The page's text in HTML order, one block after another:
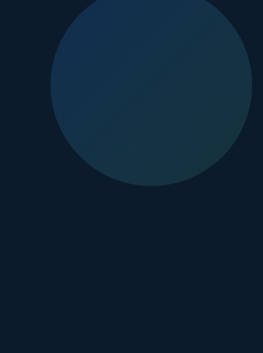
당당하게 드러내고 싶은 인테리어 오브제가 되는 것입니다.
기술과 예술의 결합: 킴밍 발매트의 제작 과정
아름다운 디자인을 프리미엄 규조토 위에 구현하는 것은 고도
인의 제품은 최고의 원료, 예술적 디자인, 그리고 그것을 구현
대한 더 자세한 정보를 확인할 수 있습니다.
뚜누(tounou)에서 만나는 아트라미의 독점
소유하는 과정 그 자체에 만족을 느끼기 때문입니다. 뚜누는 이
뚜누 플랫폼의 가장 큰 강점은 '신뢰'와 '독점성'입니다. 고객들
뚜누에서만 만날 수 있는 독점적인 상품들은 고객들에게 특별